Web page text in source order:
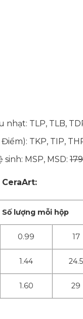
TLP, TLB,
TKP, TIP,
sinh: MSP, MSD:
Số lượng mỗi hộp
0.99 17
1.44 24.5
1.60 29